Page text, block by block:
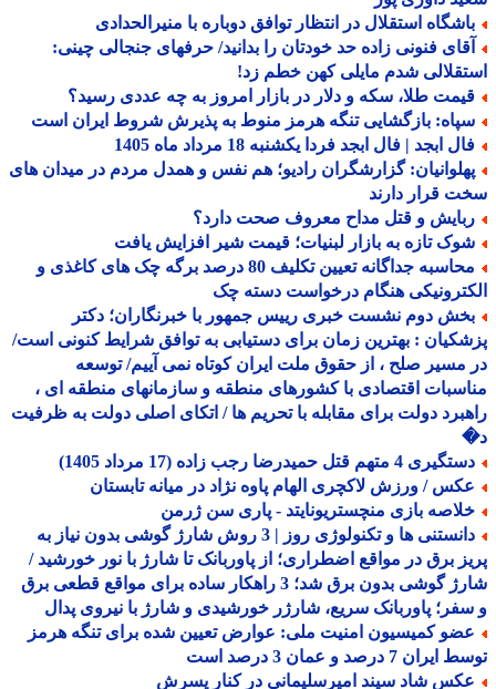
استقلال در انتظار توافق دوباره با منیرالحدادی
فنونی زاده حد خودتان را بدانید/ حرفهای جنجالی چینی:
شدم مایلی کهن خطم زد!
طلا، سکه و دلار در بازار امروز به چه عددی رسید؟
بازگشایی تنگه هرمز منوط به پذیرش شروط ایران است
ابجد | فال ابجد فردا یکشنبه 18 مرداد ماه 1405
گزارشگران رادیو؛ هم نفس و همدل مردم در میدان های
قرار دارند
و قتل مداح معروف صحت دارد؟
تازه به بازار لبنیات؛ قیمت شیر افزایش یافت
محاسبه جداگانه تعیین تکلیف 80 درصد برگه چک های کاغذی و
هنگام درخواست دسته چک
دوم نشست خبری رییس جمهور با خبرنگاران؛ دکتر
: بهترین زمان برای دستیابی به توافق شرایط کنونی است/
مسیر صلح ، از حقوق ملت ایران کوتاه نمی آییم/ توسعه
اقتصادی با کشورهای منطقه و سازمانهای منطقه ای ،
دولت برای مقابله با تحریم ها / اتکای اصلی دولت به ظرفیت
4 متهم قتل حمیدرضا رجب زاده (17 مرداد 1405)
/ ورزش لاکچری الهام پاوه نژاد در میانه تابستان
بازی منچستریونایتد - پاری سن ژرمن
دانستنی ها و تکنولوژی روز | 3 روش شارژ گوشی بدون نیاز به
برق در مواقع اضطراری؛ از پاوربانک تا شارژ با نور خورشید /
شارژ گوشی بدون برق شد؛ 3 راهکار ساده برای مواقع قطعی برق
پاوربانک سریع، شارژر خورشیدی و شارژ با نیروی پدال
کمیسیون امنیت ملی: عوارض تعیین شده برای تنگه هرمز
7 درصد و عمان 3 درصد است
شاد سپند امیرسلیمانی در کنار پسرش